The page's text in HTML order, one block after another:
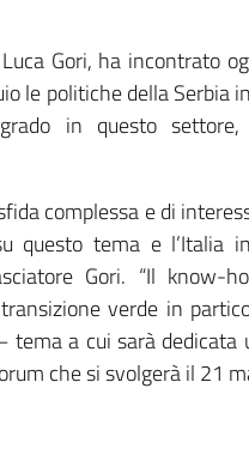
Gori, ha incontrato
le politiche della Serbia
in questo
complessa e di
questo tema e l’Italia
Gori. “Il
verde in
a cui sarà dedicata
che si svolgerà il 21